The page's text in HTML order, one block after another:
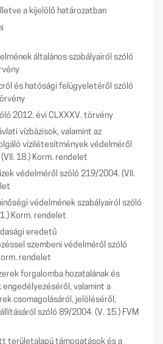
a kijelölő határozatban
általános szabályairól szóló
és hatósági felügyeletéről szóló
2012. évi CLXXXV. törvény
vízbázisok, valamint az
vízilétesítmények védelméről
18.) Korm. rendelet
védelméről szóló 219/2004. (VII.
védelmének szabályairól szóló
Korm. rendelet
eredetű
szembeni védelméről szóló
rendelet
forgalomba hozatalának és
engedélyezéséről, valamint a
csomagolásáról, jelöléséről,
szóló 89/2004. (V. 15.) FVM
területalapú támogatások és a